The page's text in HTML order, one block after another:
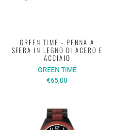
GREEN TIME - PENNA A
SFERA IN LEGNO DI ACERO E
ACCIAIO
GREEN TIME
€65,00